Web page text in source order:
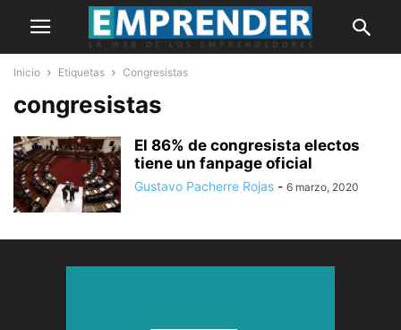
Inicio Etiquetas Congresistas
congresistas
El 86% de congresista electos
tiene un fanpage oficial
Gustavo Pacherre Rojas - 6 marzo, 2020